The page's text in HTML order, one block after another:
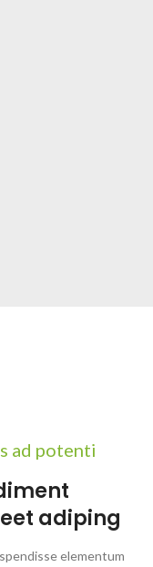
ad potenti
adiping
elementum